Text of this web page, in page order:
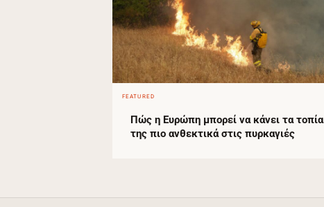
FEATURED
Πώς η Ευρώπη μπορεί να κάνει τα τοπία
της πιο ανθεκτικά στις πυρκαγιές